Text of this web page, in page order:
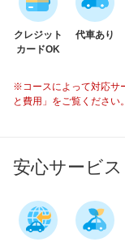
クレジット
カードOK
代車あり
※コースによって対応サ
と費用」をご覧ください。
安心サービス